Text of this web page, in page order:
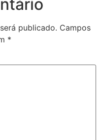
publicado. Campos
*